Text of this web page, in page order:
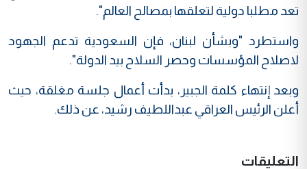
تعد مطلبا دولية لتعلقها بمصالح العالم".
واستطرد "وبشأن لبنان، فإن السعودية تدعم الجهود
لاصلاح المؤسسات وحصر السلاح بيد الدولة".
وبعد إنتهاء كلمة الجبير، بدأت أعمال جلسة مغلقة، حيث
أعلن الرئيس العراقي عبداللطيف رشيد، عن ذلك.
التعليقات